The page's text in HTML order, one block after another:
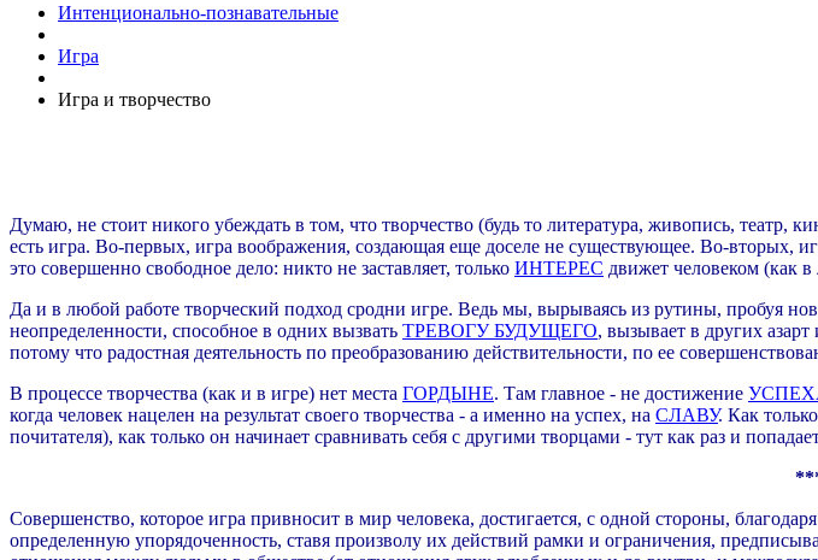
Интенционально-познавательные
Игра
Игра и творчество
Думаю, не стоит никого убеждать в том, что творчество (будь то литература, живопись, театр,
есть игра. Во-первых, игра воображения, создающая еще доселе не существующее. Во-вторых,
это совершенно свободное дело: никто не заставляет, только ИНТЕРЕС движет человеком (как
Да и в любой работе творческий подход сродни игре. Ведь мы, вырываясь из рутины, пробуя
неопределенности, способное в одних вызвать ТРЕВОГУ БУДУЩЕГО, вызывает в других азарт
потому что радостная деятельность по преобразованию действительности, по ее
В процессе творчества (как и в игре) нет места ГОРДЫНЕ. Там главное - не достижение
когда человек нацелен на результат своего творчества - а именно на успех, на СЛАВУ. Как
почитателя), как только он начинает сравнивать себя с другими творцами - тут как раз и
Совершенство, которое игра привносит в мир человека, достигается, с одной стороны,
определенную упорядоченность, ставя произволу их действий рамки и ограничения,